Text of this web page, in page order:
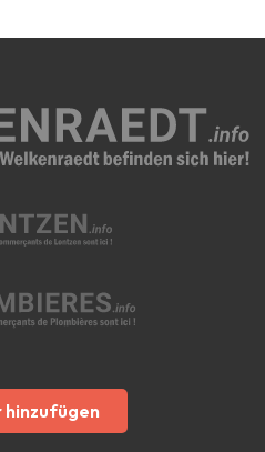
hinzufügen